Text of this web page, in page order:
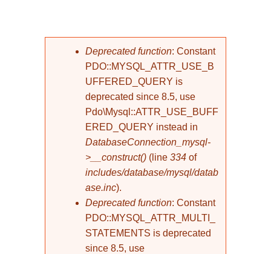
Fehlermeldung
Deprecated function: Constant
PDO::MYSQL_ATTR_USE_B
UFFERED_QUERY is
deprecated since 8.5, use
Pdo\Mysql::ATTR_USE_BUFF
ERED_QUERY instead in
DatabaseConnection_mysql-
>__construct() (line 334 of
includes/database/mysql/datab
ase.inc).
Deprecated function: Constant
PDO::MYSQL_ATTR_MULTI_
STATEMENTS is deprecated
since 8.5, use